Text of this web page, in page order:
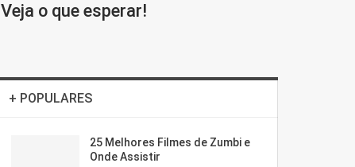
o que esperar!
+ POPULARES
25 Melhores Filmes de Zumbi e
Onde Assistir